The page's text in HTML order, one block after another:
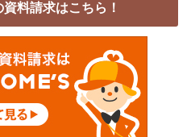
料請求はこちら！